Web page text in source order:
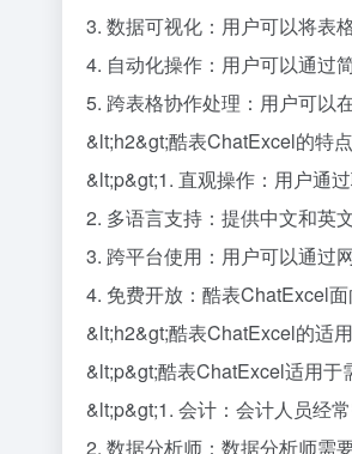
3. 数据可视化：用户可以将表
4. 自动化操作：用户可以通过
5. 跨表格协作处理：用户可以
&lt;h2&gt;酷表ChatExcel的特
&lt;p&gt;1. 直观操作：用户通
2. 多语言支持：提供中文和英
3. 跨平台使用：用户可以通过
4. 免费开放：酷表ChatExcel
&lt;h2&gt;酷表ChatExcel的适
&lt;p&gt;酷表ChatExcel适用
&lt;p&gt;1. 会计：会计人员经
2. 数据分析师：数据分析师需